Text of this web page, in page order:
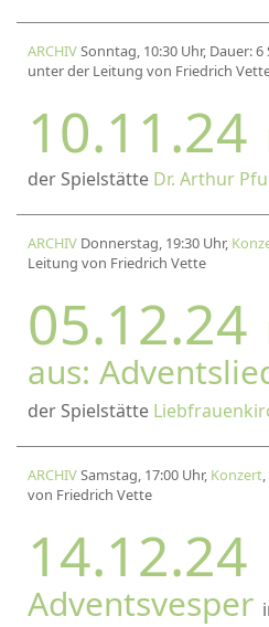
ARCHIVSonntag, 10:30 Uhr, Dauer:
unter der Leitung von Friedrich
10.11.24
der Spielstätte Dr. Arthur
ARCHIV Donnerstag, 19:30 Uhr,
Leitung von Friedrich Vette
05.12.24
aus:
der Spielstätte
ARCHIVSamstag, 17:00 Uhr, Konzert,
von Friedrich Vette
14.12.24
Adventsvesper